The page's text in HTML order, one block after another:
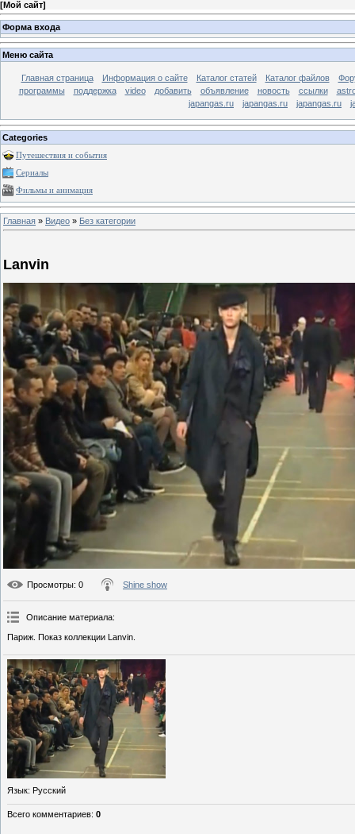
[Мой сайт]
Форма входа
Меню сайта
Главная страница Информация о сайте Каталог статей Каталог файлов
программы
поддержка video добавить объявление новость ссылки
japangas.ru
japangas.ru japangas.ru
Categories
Путешествия и события
Сериалы
Фильмы и анимация
Главная » Видео » Без категории
Lanvin
Просмотры: 0 Shine show
Описание материала:
Париж. Показ коллекции Lanvin.
Язык: Русский
Всего комментариев: 0